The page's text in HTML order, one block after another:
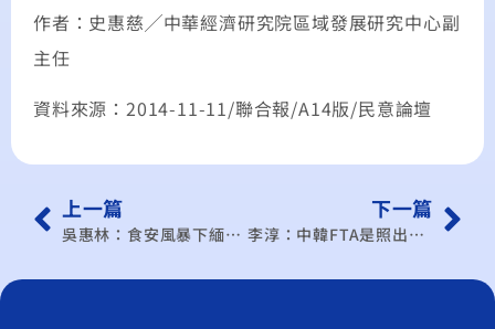
作者：史惠慈╱中華經濟研究院區域發展研究中心副
主任
資料來源：2014-11-11/聯合報/A14版/民意論壇
上一篇
吳惠林：食安風暴下緬懷蔣碩傑
下一篇
李淳：中韓FTA是照出台灣窘狀的魔鏡